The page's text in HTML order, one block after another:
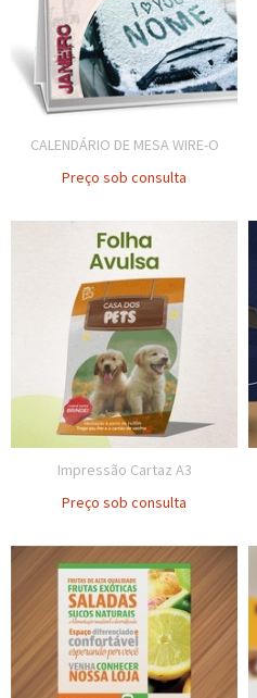
CALENDÁRIO DE MESA WIRE-O
Preço sob consulta
Impressão Cartaz A3
Preço sob consulta